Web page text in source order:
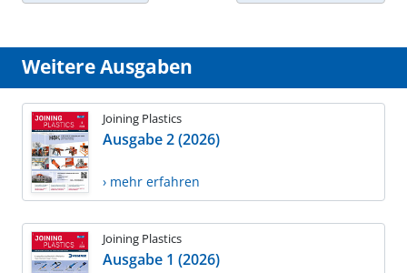
Weitere Ausgaben
Joining Plastics
Ausgabe 2 (2026)
› mehr erfahren
Joining Plastics
Ausgabe 1 (2026)